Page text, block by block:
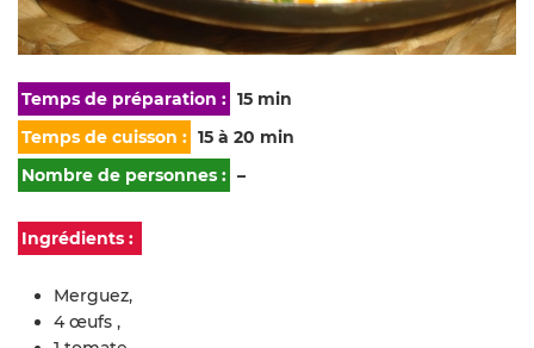
Temps de préparation : 15 min
Temps de cuisson : 15 à 20 min
Nombre de personnes : –
Ingrédients :
Merguez,
4 œufs ,